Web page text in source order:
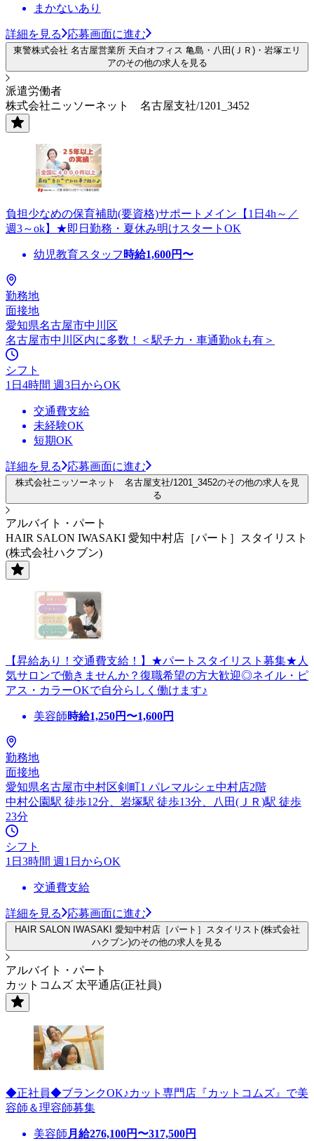
まかないあり
詳細を見る 応募画面に進む
東警株式会社 名古屋営業所 天白オフィス 亀島・八田(ＪＲ)・岩塚エリ
アのその他の求人を見る
派遣労働者
株式会社ニッソーネット 名古屋支社/1201_3452
負担少なめの保育補助(要資格)サポートメイン【1日4h～／
週3～ok】★即日勤務・夏休み明けスタートOK
幼児教育スタッフ 時給1,600円〜
勤務地
面接地
愛知県名古屋市中川区
名古屋市中川区内に多数！＜駅チカ・車通勤okも有＞
シフト
1日4時間 週3日からOK
交通費支給
未経験OK
短期OK
詳細を見る 応募画面に進む
株式会社ニッソーネット 名古屋支社/1201_3452のその他の求人を見
る
アルバイト・パート
HAIR SALON IWASAKI 愛知中村店［パート］スタイリスト
(株式会社ハクブン)
【昇給あり！交通費支給！】★パートスタイリスト募集★人
気サロンで働きませんか？復職希望の方大歓迎◎ネイル・ピ
アス・カラーOKで自分らしく働けます♪
美容師時給1,250円〜1,600円
勤務地
面接地
愛知県名古屋市中村区剣町1 パレマルシェ中村店2階
中村公園駅 徒歩12分、岩塚駅 徒歩13分、八田(ＪＲ)駅 徒歩
23分
シフト
1日3時間 週1日からOK
交通費支給
詳細を見る 応募画面に進む
HAIR SALON IWASAKI 愛知中村店［パート］スタイリスト(株式会社
ハクブン)のその他の求人を見る
アルバイト・パート
カットコムズ 太平通店(正社員)
◆正社員◆ブランクOK♪カット専門店『カットコムズ』で美
容師＆理容師募集
美容師 月給276,100円〜317,500円